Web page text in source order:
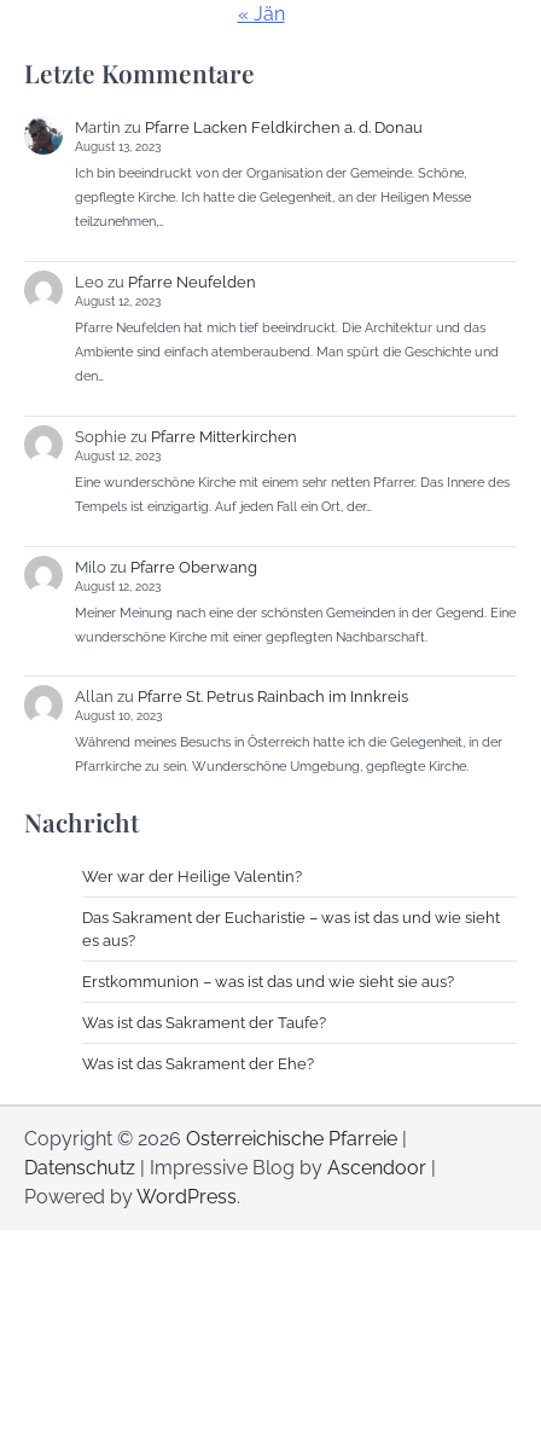
« Jän
Letzte Kommentare
Martin zu Pfarre Lacken Feldkirchen a. d. Donau
August 13, 2023
Ich bin beeindruckt von der Organisation der Gemeinde. Schöne,
gepflegte Kirche. Ich hatte die Gelegenheit, an der Heiligen Messe
teilzunehmen,…
Leozu Pfarre Neufelden
August 12, 2023
Pfarre Neufelden hat mich tief beeindruckt. Die Architektur und das
Ambiente sind einfach atemberaubend. Man spürt die Geschichte und
den…
Sophiezu Pfarre Mitterkirchen
August 12, 2023
Eine wunderschöne Kirche mit einem sehr netten Pfarrer. Das Innere des
Tempels ist einzigartig. Auf jeden Fall ein Ort, der…
Milozu Pfarre Oberwang
August 12, 2023
Meiner Meinung nach eine der schönsten Gemeinden in der Gegend. Eine
wunderschöne Kirche mit einer gepflegten Nachbarschaft.
Allan zu Pfarre St. Petrus Rainbach im Innkreis
August 10, 2023
Während meines Besuchs in Österreich hatte ich die Gelegenheit, in der
Pfarrkirche zu sein. Wunderschöne Umgebung, gepflegte Kirche.
Nachricht
Wer war der Heilige Valentin?
Das Sakrament der Eucharistie – was ist das und wie sieht
es aus?
Erstkommunion – was ist das und wie sieht sie aus?
Was ist das Sakrament der Taufe?
Was ist das Sakrament der Ehe?
Copyright © 2026 Osterreichische Pfarreie
Datenschutz | Impressive Blog by Ascendoor
Powered byWordPress.